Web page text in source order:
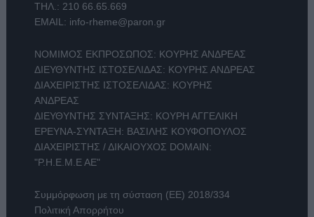
ΤΗΛ.: 210 66.65.669
EMAIL: info-rheme@paron.gr
ΝΟΜΙΜΟΣ ΕΚΠΡΟΣΩΠΟΣ: ΚΟΥΡΗΣ ΑΝΔΡΕΑΣ
ΔΙΕΥΘΥΝΤΗΣ ΙΣΤΟΣΕΛΙΔΑΣ: ΚΟΥΡΗΣ ΑΝΔΡΕΑΣ
ΔΙΑΧΕΙΡΙΣΤΗΣ ΙΣΤΟΣΕΛΙΔΑΣ: ΚΟΥΡΗΣ
ΑΝΔΡΕΑΣ
ΔΙΕΥΘΥΝΤΗΣ ΣΥΝΤΑΞΗΣ: ΚΟΥΡΗ ΑΓΓΕΛΙΚΗ
ΕΡΕΥΝΑ-ΣΥΝΤΑΞΗ: ΒΑΣΙΛΗΣ ΚΟΥΦΟΠΟΥΛΟΣ
ΔΙΑΧΕΙΡΙΣΤΗΣ / ΔΙΚΑΙΟΥΧΟΣ DOMAIN:
"Ρ.Η.Ε.Μ.Ε ΑΕ"
Συμμόρφωση με τη σύσταση (ΕΕ) 2018/334
Πολιτική Απορρήτου